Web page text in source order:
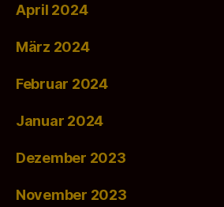
April 2024
März 2024
Februar 2024
Januar 2024
Dezember 2023
November 2023